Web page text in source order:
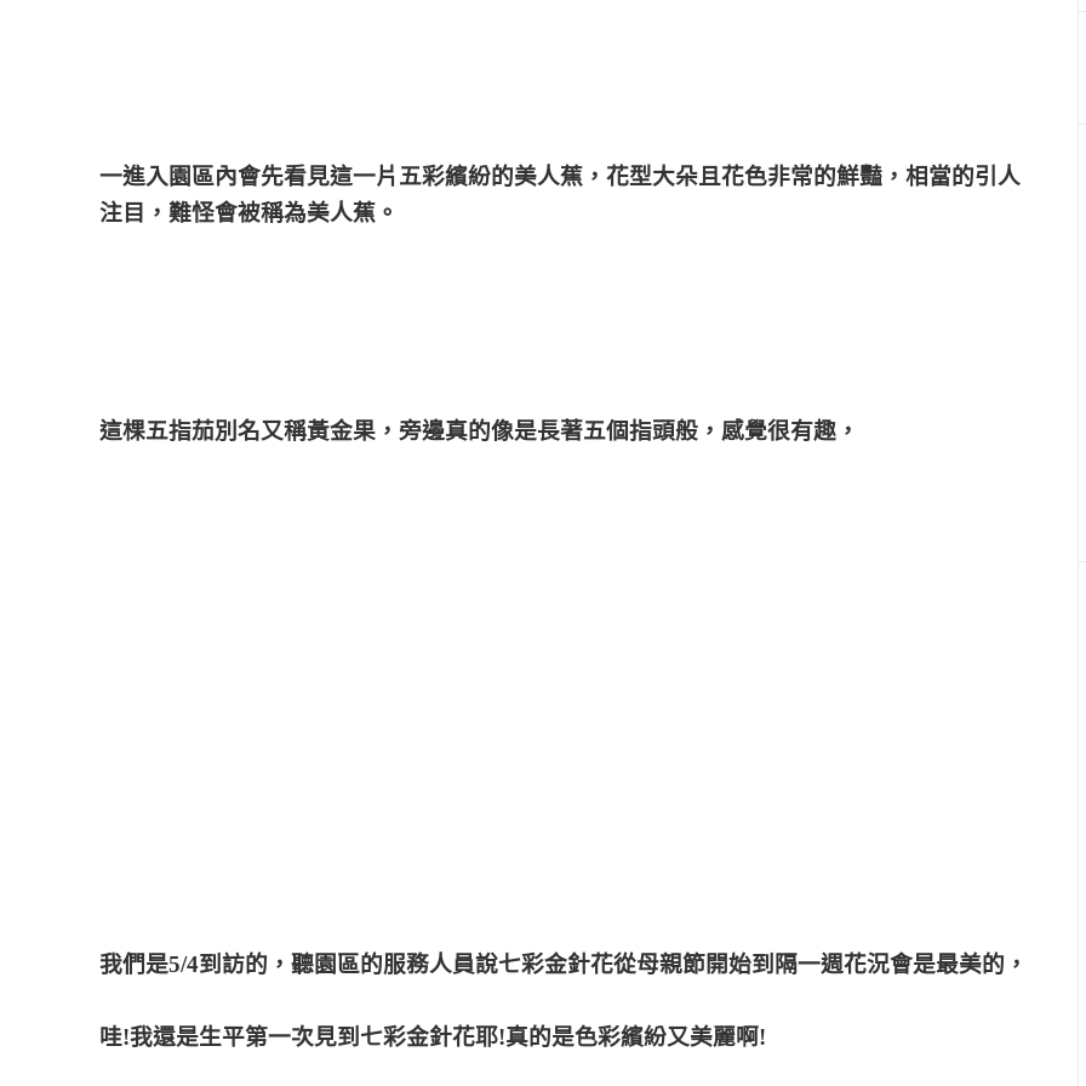
一進入園區內會先看見這一片五彩繽紛的美人蕉，花型大朵且花色非常的鮮豔，相當的引人
注目，難怪會被稱為美人蕉。
這棵五指茄別名又稱黃金果，旁邊真的像是長著五個指頭般，感覺很有趣，
我們是5/4到訪的，聽園區的服務人員說七彩金針花從母親節開始到隔一週花況會是最美的，
哇!我還是生平第一次見到七彩金針花耶!真的是色彩繽紛又美麗啊!